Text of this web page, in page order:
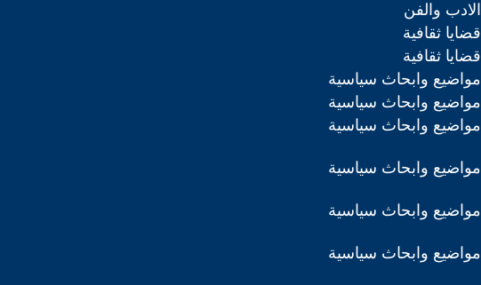
الادب والفن
قضايا ثقافية
قضايا ثقافية
مواضيع وابحاث سياسية
مواضيع وابحاث سياسية
مواضيع وابحاث سياسية
مواضيع وابحاث سياسية
مواضيع وابحاث سياسية
مواضيع وابحاث سياسية